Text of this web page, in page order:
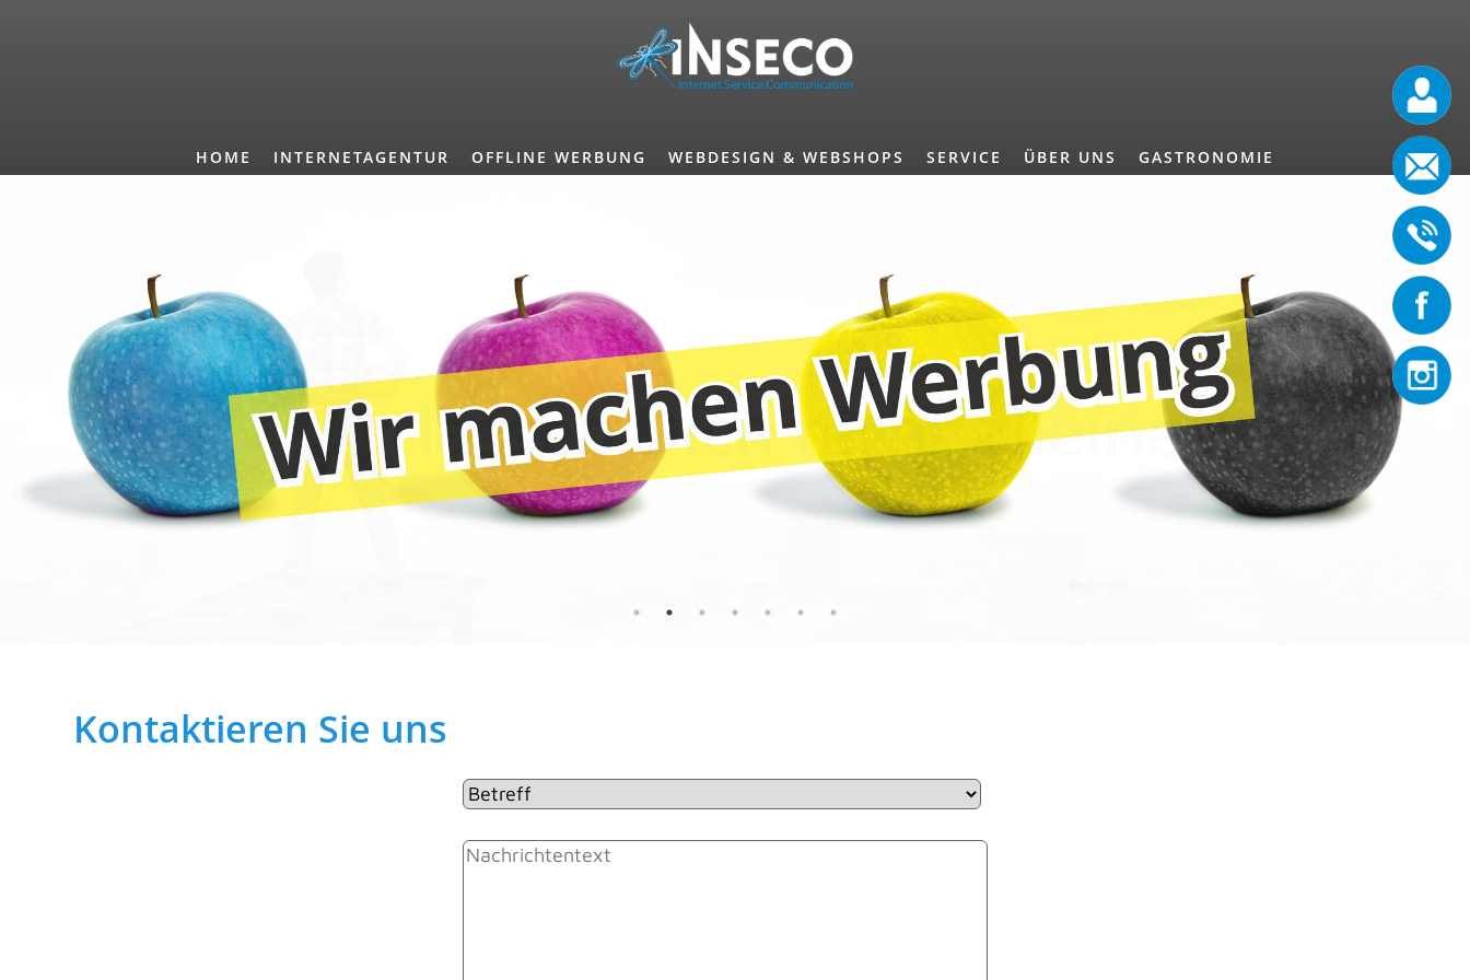
HOME INTERNETAGENTUR OFFLINE WERBUNG WEBDESIGN & WEBSHOPS SERVICE ÜBER UNS GASTRONOMIE
Wir lassen Dich nicht alleine
Kontaktieren Sie uns